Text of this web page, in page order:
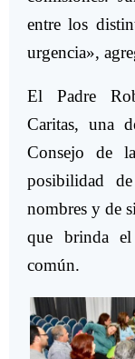
entre los
urgencia»,
El Padre
Caritas, una
Consejo de
posibilidad
nombres y de
que brinda el
común.